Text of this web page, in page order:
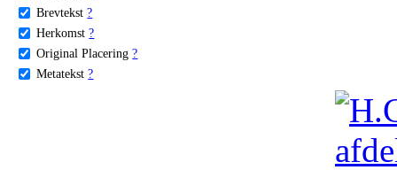
Brevtekst ?
Herkomst ?
Original Placering ?
Metatekst ?